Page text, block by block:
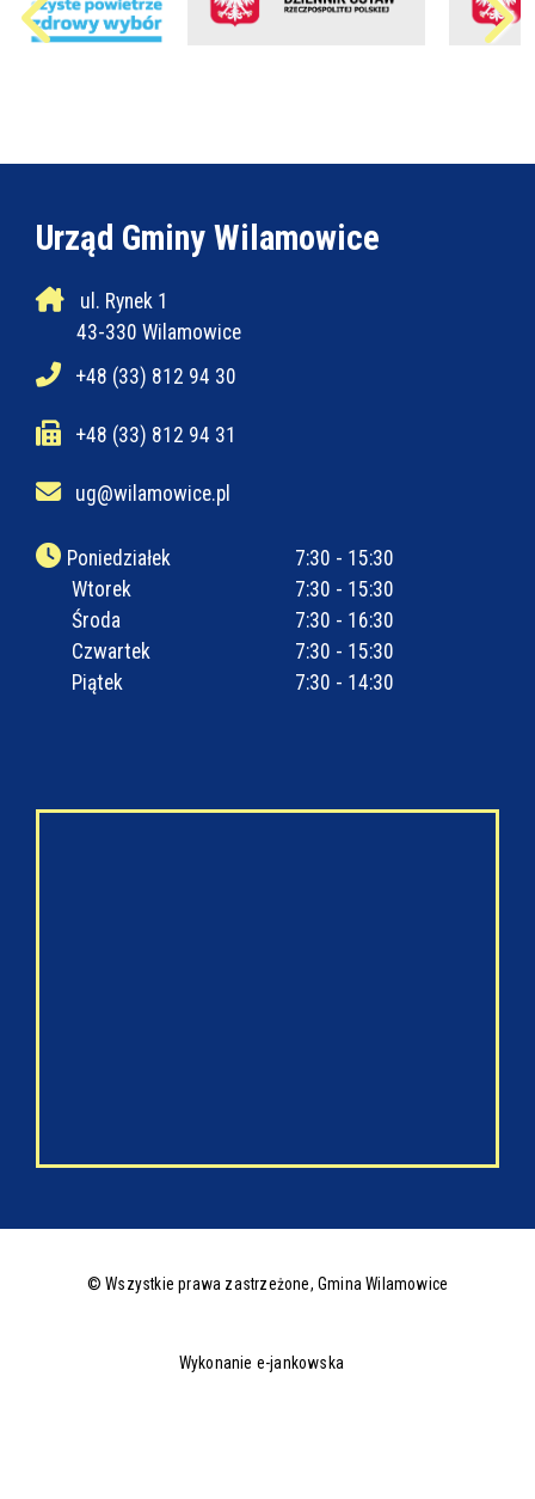
Urząd Gminy Wilamowice
ul. Rynek 1
43-330 Wilamowice
+48 (33) 812 94 30
+48 (33) 812 94 31
ug@wilamowice.pl
Poniedziałek
7:30 - 15:30
Wtorek
7:30 - 15:30
Środa
7:30 - 16:30
Czwartek
7:30 - 15:30
Piątek
7:30 - 14:30
© Wszystkie prawa zastrzeżone, Gmina Wilamowice
Wykonanie e-jankowska